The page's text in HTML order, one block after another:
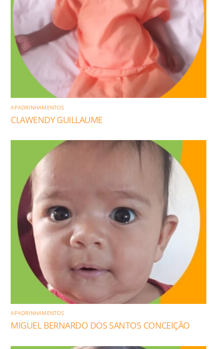
APADRINHAMENTOS
CLAWENDY GUILLAUME
APADRINHAMENTOS
MIGUEL BERNARDO DOS SANTOS CONCEIÇÃO